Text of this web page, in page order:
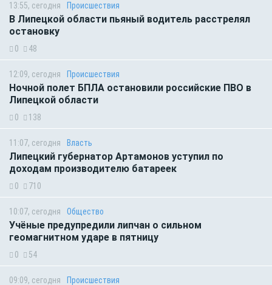
13:55, сегодня Происшествия
В Липецкой области пьяный водитель расстрелял
остановку
0 48
12:09, сегодня Происшествия
Ночной полет БПЛА остановили российские ПВО в
Липецкой области
0 138
11:07, сегодня Власть
Липецкий губернатор Артамонов уступил по
доходам производителю батареек
0 710
10:07, сегодня Общество
Учёные предупредили липчан о сильном
геомагнитном ударе в пятницу
0 54
09:09, сегодня Происшествия